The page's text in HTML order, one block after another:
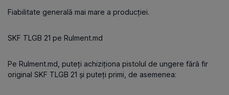
Fiabilitate generală mai mare a producției.
SKF TLGB 21 pe Rulment.md
Pe Rulment.md, puteți achiziționa pistolul de ungere fără fir
original SKF TLGB 21 și puteți primi, de asemenea: